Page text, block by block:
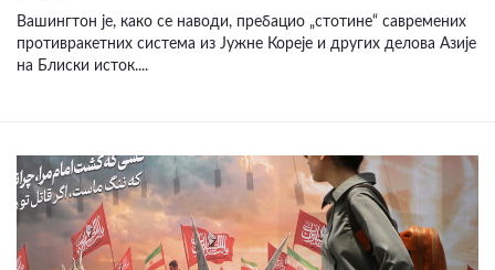
Вашингтон је, како се наводи, пребацио „стотине“ савремених
противракетних система из Јужне Кореје и других делова Азије
на Блиски исток....